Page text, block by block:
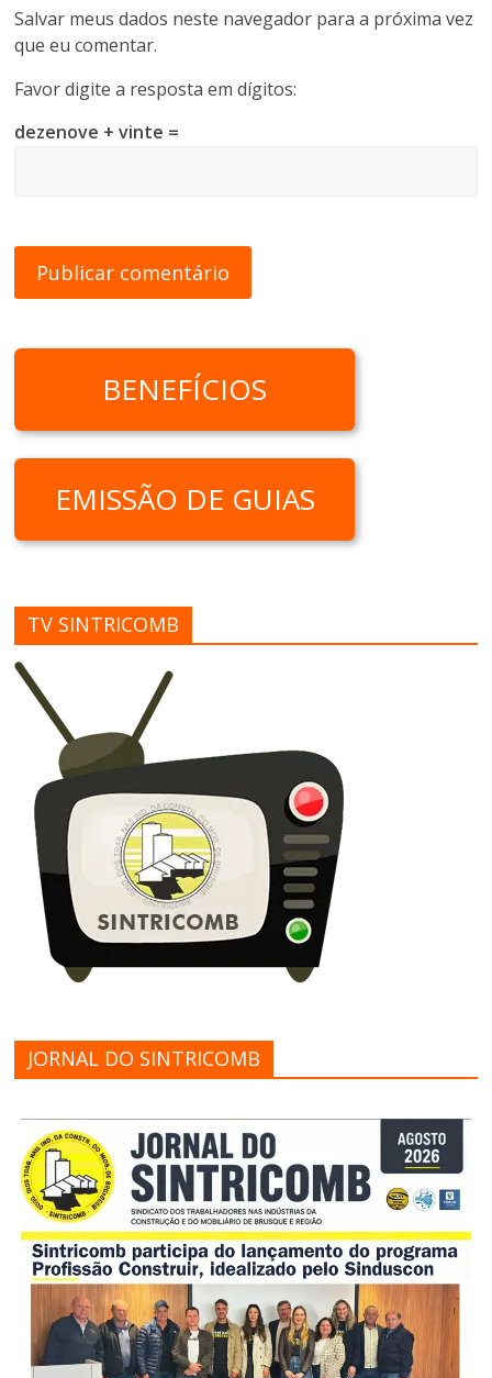
Salvar meus dados neste navegador para a próxima vez
que eu comentar.
Favor digite a resposta em dígitos:
dezenove + vinte =
BENEFÍCIOS
EMISSÃO DE GUIAS
TV SINTRICOMB
JORNAL DO SINTRICOMB